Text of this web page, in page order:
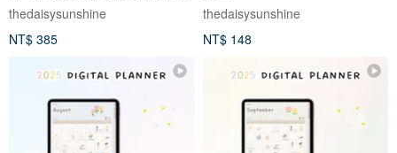
thedaisysunshine
NT$ 385
thedaisysunshine
NT$ 148